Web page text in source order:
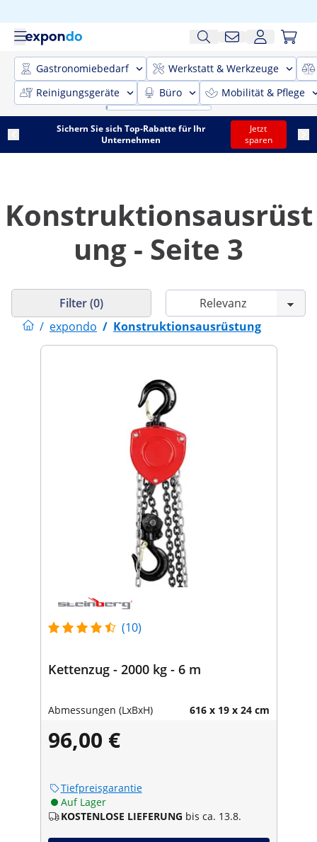
Gastronomiebedarf
Werkstatt & Werkzeuge
Reinigungsgeräte
Büro Mobilität & Pflege
Sichern Sie sich Top-Rabatte für Ihr
Unternehmen
Jetzt
sparen
Konstruktionsausrüst
ung - Seite 3
/ expondo / Konstruktionsausrüstung
Filter (0)
(10)
Kettenzug - 2000 kg - 6 m
Abmessungen (LxBxH) 616 x 19 x 24 cm
96,00 €
Tiefpreisgarantie
Auf Lager
KOSTENLOSE LIEFERUNG bis ca. 13.8.